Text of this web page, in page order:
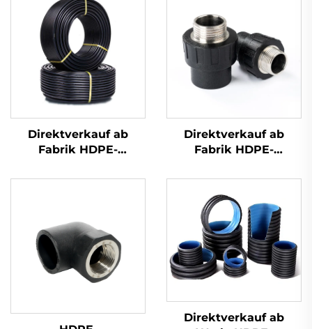
Direktverkauf ab
Fabrik HDPE-
Stumpfschweiß-
Direktverkauf ab
Fabrik HDPE-
Außengewinde-
Adapter
Direktverkauf ab